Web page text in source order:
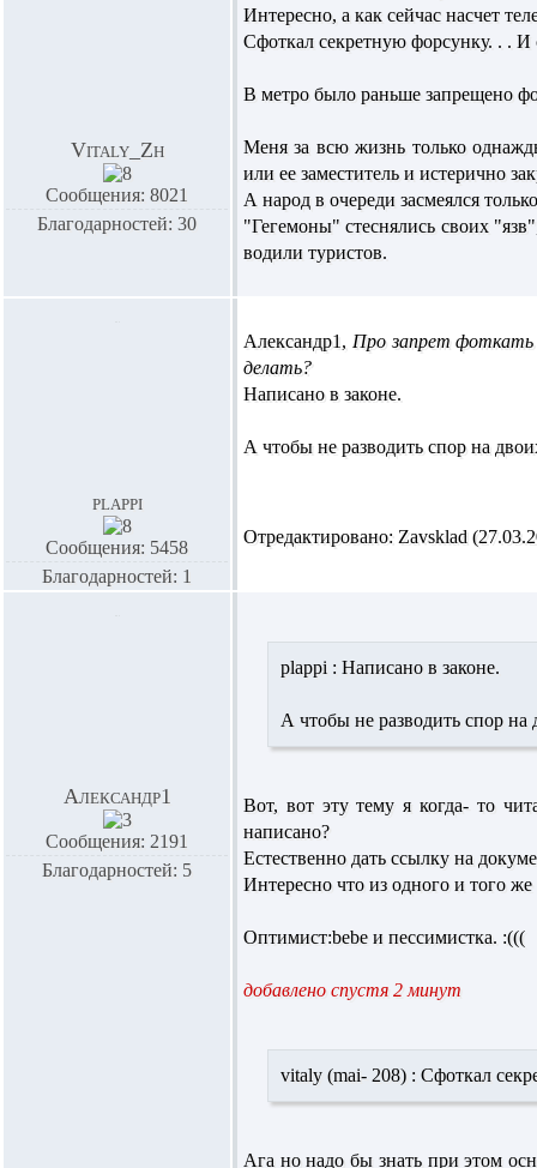
Vitaly_Zh
Сообщения: 8021
Благодарностей: 30
Интересно, а как сейчас насчет
Сфоткал секретную форсунку. . . И
В метро было раньше запрещено
Меня за всю жизнь только
или ее заместитель и истерично
А народ в очереди засмеялся
"Гегемоны" стеснялись своих
водили туристов.
plappi
Сообщения: 5458
Благодарностей: 1
Александр1, Про запрет фоткать
делать?
Написано в законе.
А чтобы не разводить спор на
Отредактировано: Zavsklad
Александр1
Сообщения: 2191
Благодарностей: 5
plappi : Написано в законе.
А чтобы не разводить спор на
Вот, вот эту тему я когда- то
написано?
Естественно дать ссылку на
Интересно что из одного и того
Оптимист:bebe и пессимистка. :(((
добавлено спустя 2 минут
vitaly (mai- 208) : Сфоткал
Ага но надо бы знать при этом